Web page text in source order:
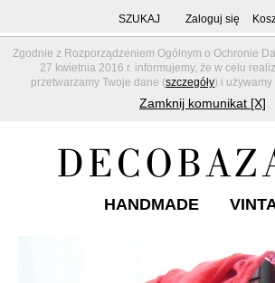
Zgodnie z Rozporządzeniem Ogólnym o Ochronie
27 kwietnia 2016 r. informujemy, że w celu
przetwarzamy Twoje dane (szczegóły) i
Zamknij komunikat [X]
SZUKAJ Zaloguj się
HANDMADE